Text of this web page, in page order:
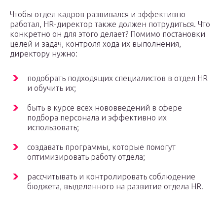
Чтобы отдел кадров развивался и эффективно
работал, HR-директор также должен потрудиться. Что
конкретно он для этого делает? Помимо постановки
целей и задач, контроля хода их выполнения,
директору нужно:
подобрать подходящих специалистов в отдел HR
и обучить их;
быть в курсе всех нововведений в сфере
подбора персонала и эффективно их
использовать;
создавать программы, которые помогут
оптимизировать работу отдела;
рассчитывать и контролировать соблюдение
бюджета, выделенного на развитие отдела HR.